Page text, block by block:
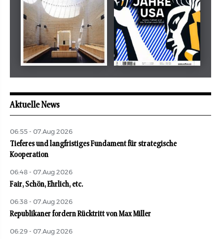
revue juive aufbau
Aktuelle News
06:55 - 07.Aug 2026
Tieferes und langfristiges Fundament für strategische
Kooperation
06:48 - 07.Aug 2026
Fair, Schön, Ehrlich, etc.
06:38 - 07.Aug 2026
Republikaner fordern Rücktritt von Max Miller
06:29 - 07.Aug 2026